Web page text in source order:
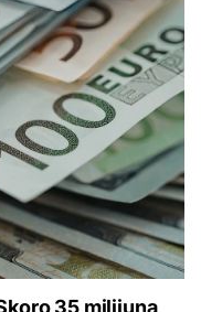
35 milijuna